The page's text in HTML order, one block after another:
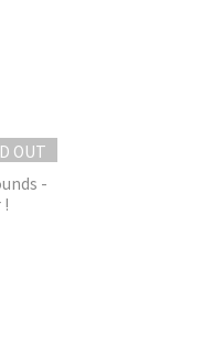
OUT
-